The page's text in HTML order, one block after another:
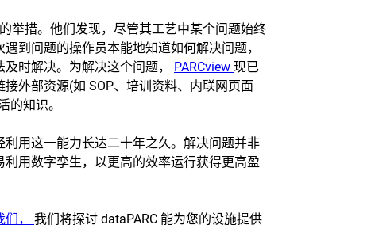
举措。他们发现，尽管其工艺中某个问题始终
到问题的操作员本能地知道如何解决问题，
时解决。为解决这个问题，
PARCview 现已
外部资源(如 SOP、培训资料、内联网页面
的知识。
用这一能力长达二十年之久。解决问题并非
用数字孪生，以更高的效率运行获得更高盈
， 我们将探讨 dataPARC 能为您的设施提供